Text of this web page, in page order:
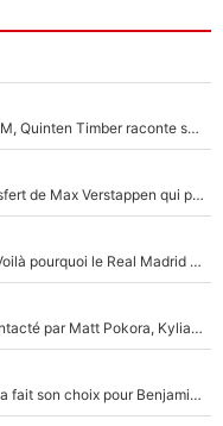
En plein cauchemar après son transfert à l'OM, Quinten Timber raconte ses doutes après sa signature à Marseille
F1 - Une légende de McLaren refuse le transfert de Max Verstappen qui pourrait «faire des vagues» et plomber l'ambiance dans l'équipe
Yan Diomandé était trop cher pour le PSG : Voilà pourquoi le Real Madrid a accepté de payer la somme record de 140M€ pour boucler son transfert !
De l'équipe de France à The Voice Kids : Contacté par Matt Pokora, Kylian Mbappé a accepté de jouer un rôle inédit sur TF1 !
La Liga sur beIN Sports c’est terminé, DAZN a fait son choix pour Benjamin Da Silva et Omar Da Fonseca !